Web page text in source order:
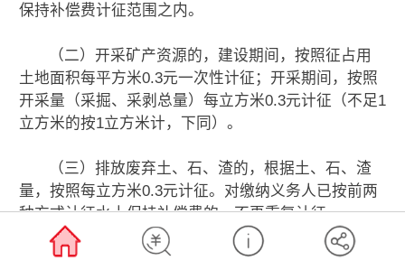
保持补偿费计征范围之内。
（二）开采矿产资源的，建设期间，按照征占用
土地面积每平方米0.3元一次性计征；开采期间，按照
开采量（采掘、采剥总量）每立方米0.3元计征（不足1
立方米的按1立方米计，下同）。
（三）排放废弃土、石、渣的，根据土、石、渣
量，按照每立方米0.3元计征。对缴纳义务人已按前两
种方式计征水土保持补偿费的，不再重复计征。
二、市、区水行政主管部门、税务部门和各收费